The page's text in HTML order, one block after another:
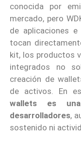
conocida por
mercado, pero
de aplicaciones
tocan
kit, los productos
integrados no
creación de
de activos. En
wallets es
desarrolladores,
sostenido ni